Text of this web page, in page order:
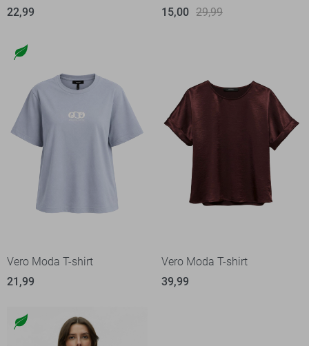
22,99
15,00 29,99
Vero Moda T-shirt
21,99
Vero Moda T-shirt
39,99